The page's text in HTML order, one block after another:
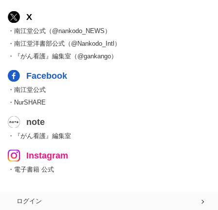
X
・南江堂公式（@nankodo_NEWS）
・南江堂洋書部公式（@Nankodo_Intl）
・『がん看護』編集室（@gankango）
Facebook
・南江堂公式
・NurSHARE
note
・『がん看護』編集室
Instagram
・電子書籍 公式
ログイン